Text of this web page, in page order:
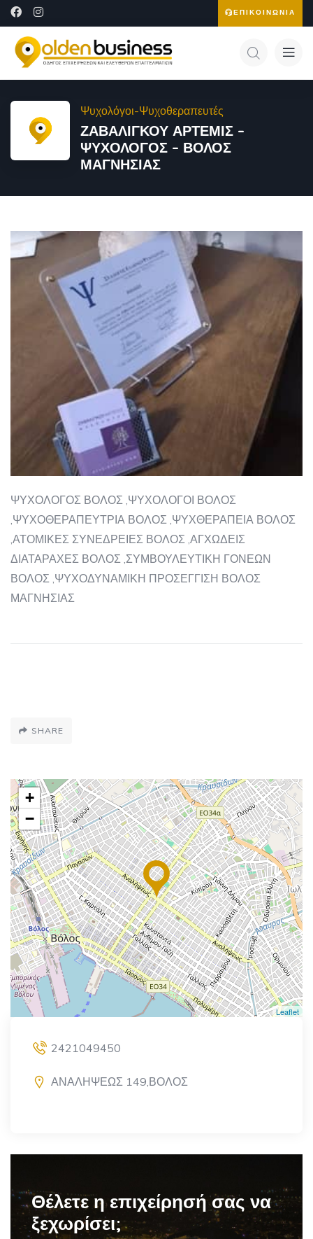
ΕΠΙΚΟΙΝΩΝΙΑ
Ψυχολόγοι-Ψυχοθεραπευτές
ΖΑΒΑΛΙΓΚΟΥ ΑΡΤΕΜΙΣ –
ΨΥΧΟΛΟΓΟΣ – ΒΟΛΟΣ
ΜΑΓΝΗΣΙΑΣ
ΨΥΧΟΛΟΓΟΣ ΒΟΛΟΣ ,ΨΥΧΟΛΟΓΟΙ ΒΟΛΟΣ
,ΨΥΧΟΘΕΡΑΠΕΥΤΡΙΑ ΒΟΛΟΣ ,ΨΥΧΘΕΡΑΠΕΙΑ ΒΟΛΟΣ
,ΑΤΟΜΙΚΕΣ ΣΥΝΕΔΡΕΙΕΣ ΒΟΛΟΣ ,ΑΓΧΩΔΕΙΣ
ΔΙΑΤΑΡΑΧΕΣ ΒΟΛΟΣ ,ΣΥΜΒΟΥΛΕΥΤΙΚΗ ΓΟΝΕΩΝ
ΒΟΛΟΣ ,ΨΥΧΟΔΥΝΑΜΙΚΗ ΠΡΟΣΕΓΓΙΣΗ ΒΟΛΟΣ
ΜΑΓΝΗΣΙΑΣ
SHARE
+
−
Leaflet
2421049450
ΑΝΑΛΗΨΕΩΣ 149,ΒΟΛΟΣ
Θέλετε η επιχείρησή σας να
ξεχωρίσει;